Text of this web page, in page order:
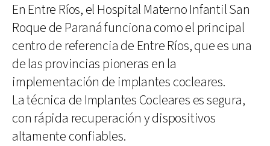
En Entre Ríos, el Hospital Materno Infantil San
Roque de Paraná funciona como el principal
centro de referencia de Entre Ríos, que es una
de las provincias pioneras en la
implementación de implantes cocleares.
La técnica de Implantes Cocleares es segura,
con rápida recuperación y dispositivos
altamente confiables.